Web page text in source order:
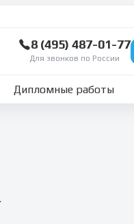
8 (495) 487-01-77
Для звонков по России
Дипломные работы